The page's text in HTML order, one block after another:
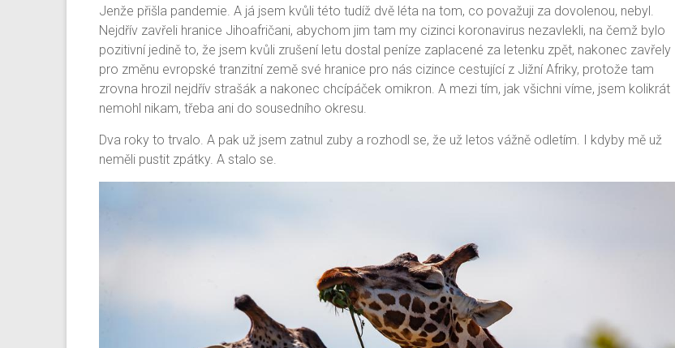
Jenže přišla pandemie. A já jsem kvůli této tudíž dvě léta na tom, co považuji za dovolenou, nebyl.
Nejdřív zavřeli hranice Jihoafričani, abychom jim tam my cizinci koronavirus nezavlekli, na čemž bylo
pozitivní jedině to, že jsem kvůli zrušení letu dostal peníze zaplacené za letenku zpět, nakonec zavřely
pro změnu evropské tranzitní země své hranice pro nás cizince cestující z Jižní Afriky, protože tam
zrovna hrozil nejdřív strašák a nakonec chcípáček omikron. A mezi tím, jak všichni víme, jsem kolikrát
nemohl nikam, třeba ani do sousedního okresu.
Dva roky to trvalo. A pak už jsem zatnul zuby a rozhodl se, že už letos vážně odletím. I kdyby mě už
neměli pustit zpátky. A stalo se.